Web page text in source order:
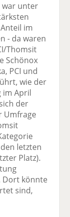
war unter
im
- da waren
Thomsit
Schönox
PCI und
wie der
im April
der
Umfrage
letzten
Platz).
Dort könnte
sind,